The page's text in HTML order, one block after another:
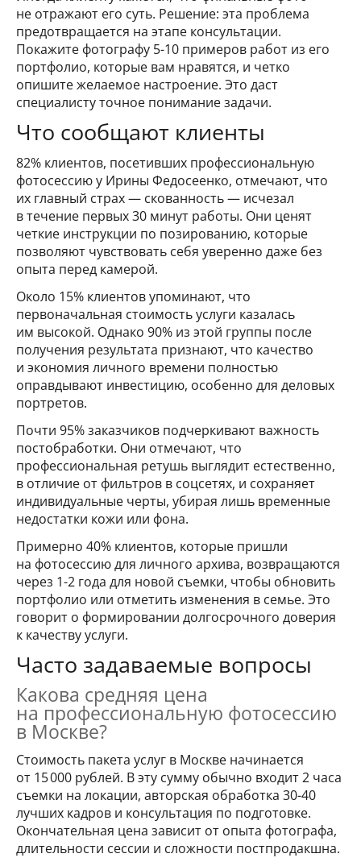
не отражают его суть. Решение: эта проблема
предотвращается на этапе консультации.
Покажите фотографу 5-10 примеров работ из его
портфолио, которые вам нравятся, и четко
опишите желаемое настроение. Это даст
специалисту точное понимание задачи.
Что сообщают клиенты
82% клиентов, посетивших профессиональную
фотосессию у Ирины Федосеенко, отмечают, что
их главный страх — скованность — исчезал
в течение первых 30 минут работы. Они ценят
четкие инструкции по позированию, которые
позволяют чувствовать себя уверенно даже без
опыта перед камерой.
Около 15% клиентов упоминают, что
первоначальная стоимость услуги казалась
им высокой. Однако 90% из этой группы после
получения результата признают, что качество
и экономия личного времени полностью
оправдывают инвестицию, особенно для деловых
портретов.
Почти 95% заказчиков подчеркивают важность
постобработки. Они отмечают, что
профессиональная ретушь выглядит естественно,
в отличие от фильтров в соцсетях, и сохраняет
индивидуальные черты, убирая лишь временные
недостатки кожи или фона.
Примерно 40% клиентов, которые пришли
на фотосессию для личного архива, возвращаются
через 1-2 года для новой съемки, чтобы обновить
портфолио или отметить изменения в семье. Это
говорит о формировании долгосрочного доверия
к качеству услуги.
Часто задаваемые вопросы
Какова средняя цена
на профессиональную фотосессию
в Москве?
Стоимость пакета услуг в Москве начинается
от 15 000 рублей. В эту сумму обычно входит 2 часа
съемки на локации, авторская обработка 30-40
лучших кадров и консультация по подготовке.
Окончательная цена зависит от опыта фотографа,
длительности сессии и сложности постпродакшна.